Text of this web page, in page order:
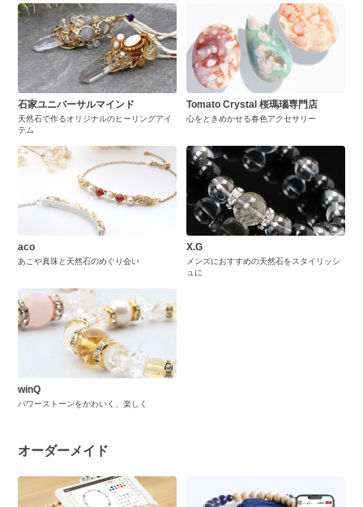
石家ユニバーサルマインド
天然石で作るオリジナルのヒーリングアイ
テム
Tomato Crystal 桜瑪瑙専門店
心をときめかせる春色アクセサリー
aco
あこや真珠と天然石のめぐり会い
X.G
メンズにおすすめの天然石をスタイリッシ
ュに
winQ
パワーストーンをかわいく、楽しく
オーダーメイド